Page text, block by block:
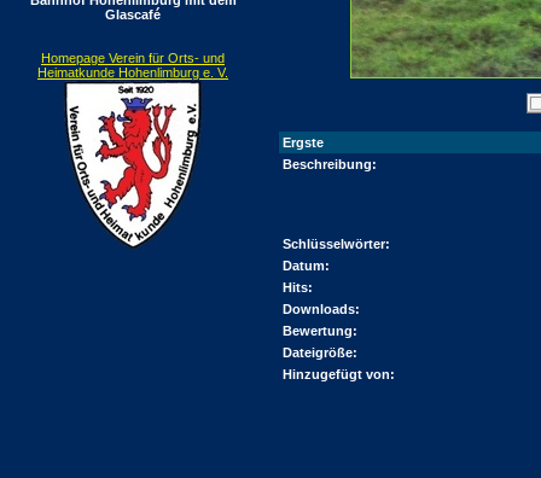
Glascafé
Homepage Verein für Orts- und
Heimatkunde Hohenlimburg e. V.
Ergste
Beschreibung:
Schlüsselwörter:
Datum:
Hits:
Downloads:
Bewertung:
Dateigröße:
Hinzugefügt von: